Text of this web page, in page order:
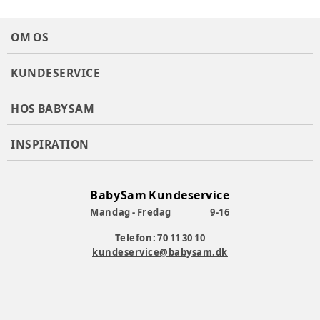
Gentofte - www.vanillacopenhagen.dk
Produktionsland
Varenummer:376217
OM OS
KUNDESERVICE
HOS BABYSAM
INSPIRATION
BabySam Kundeservice
Mandag - Fredag
9-16
Telefon: 70 11 30 10
kundeservice@babysam.dk